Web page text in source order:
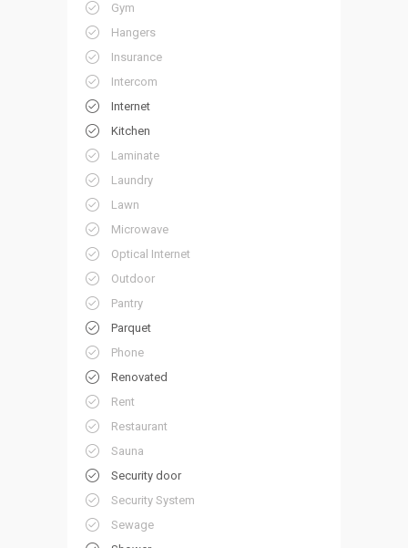
Gym
Hangers
Insurance
Intercom
Internet
Kitchen
Laminate
Laundry
Lawn
Microwave
Optical Internet
Outdoor
Pantry
Parquet
Phone
Renovated
Rent
Restaurant
Sauna
Security door
Security System
Sewage